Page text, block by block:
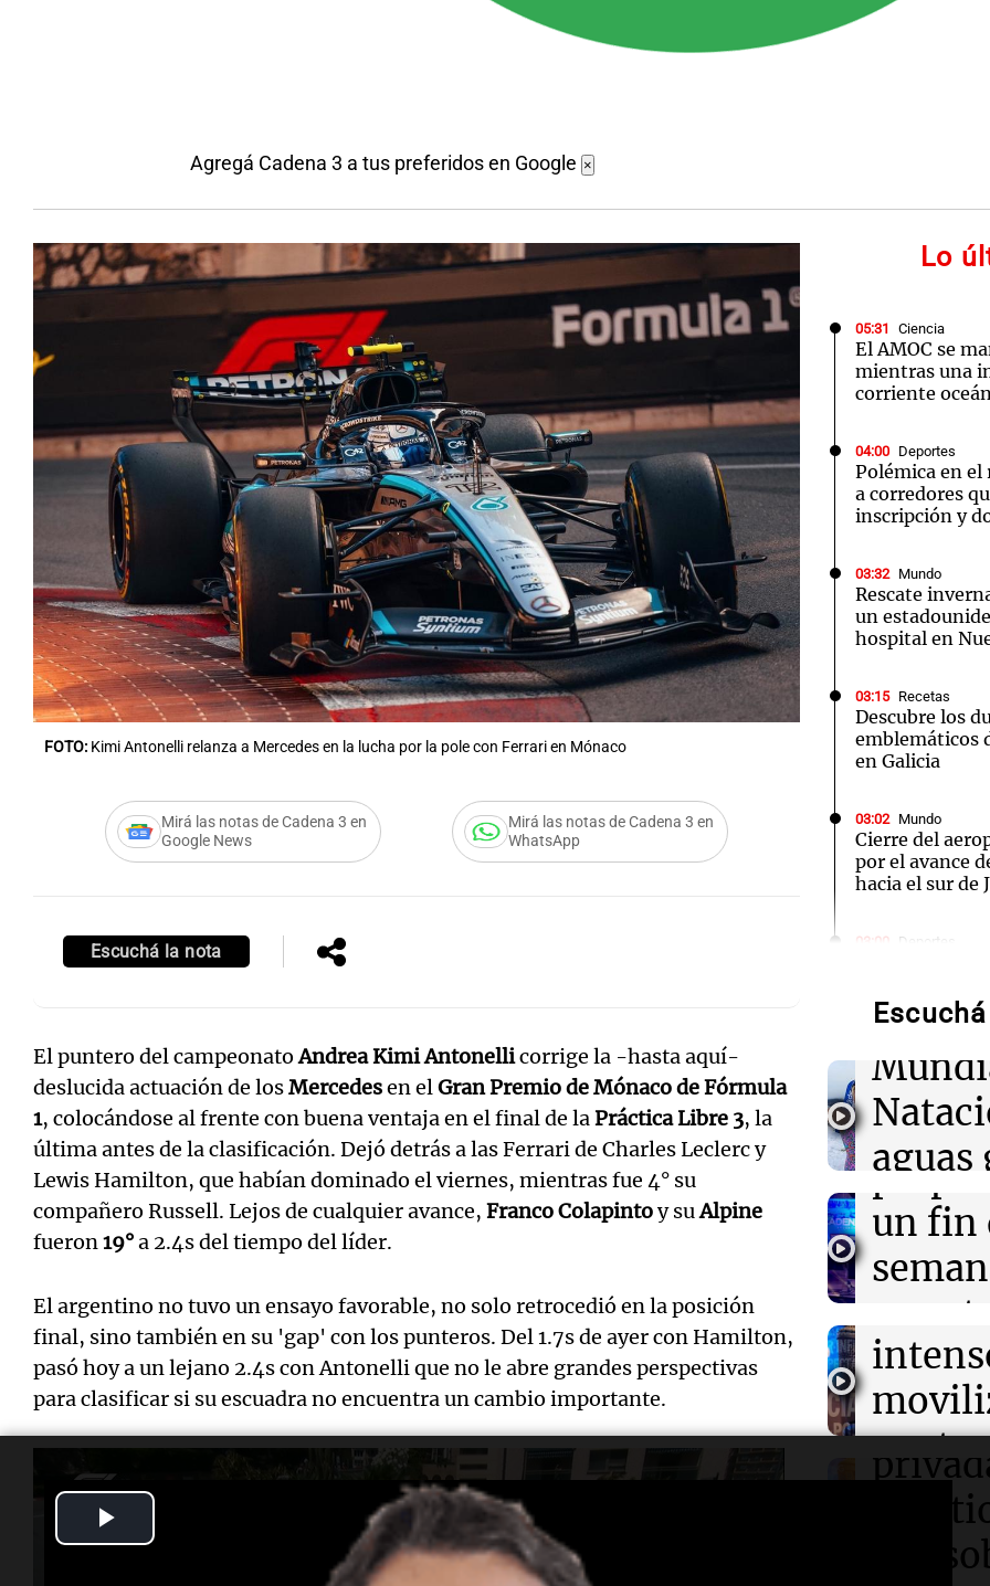
Agregá Cadena 3 a tus preferidos en Google ×
FOTO: Kimi Antonelli relanza a Mercedes en la lucha por la pole con Ferrari en Mónaco
Mirá las notas de Cadena 3 en
Google News
Mirá las notas de Cadena 3 en
WhatsApp
Escuchá la nota
El puntero del campeonatoAndrea Kimi Antonellicorrige la -hasta aquí-
deslucida actuación de losMercedesen elGran Premio de Mónaco de Fórmula
1, colocándose al frente con buena ventaja en el final de laPráctica Libre 3, la
última antes de la clasificación. Dejó detrás a las Ferrari de Charles Leclerc y
Lewis Hamilton, que habían dominado el viernes, mientras fue 4° su
compañero Russell. Lejos de cualquier avance, Franco Colapintoy suAlpine
fueron19°a 2.4s del tiempo del líder.
El argentino no tuvo un ensayo favorable, no solo retrocedió en la posición
final, sino también en su 'gap' con los punteros. Del 1.7s de ayer con Hamilton,
pasó hoy a un lejano 2.4s con Antonelli que no le abre grandes perspectivas
para clasificar si su escuadra no encuentra un cambio importante.
Lo
05:31 Ciencia
El AMOC se
mientras una
corriente
04:00 Deportes
Polémica en
a corredores
inscripción y
03:32 Mundo
Rescate
un
hospital en
03:15 Recetas
Descubre los
emblemáticos
en Galicia
03:02 Mundo
Cierre del
por el avance
hacia el sur de
03:00 Deportes
con la China
03:00 Espectáculos
El Rayo
Icardi y la
Madrid
Descuentos
entradas para
Disrupt 2026
Francisco: un
entre
Audio.
aguas
frente
Turno
Audio.
un fin
y
ley de
Panorama
Episodios
Audio.
Panorama
Episodios
Audio.
el
a la
Audio.
un fin